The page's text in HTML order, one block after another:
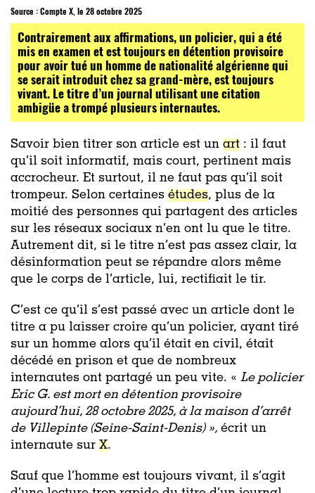
Source :Compte X, le 28 octobre 2025
Contrairement aux affirmations, un policier, qui a été
mis en examen et est toujours en détention provisoire
pour avoir tué un homme de nationalité algérienne qui
se serait introduit chez sa grand-mère, est toujours
vivant. Le titre d’un journal utilisant une citation
ambigüe a trompé plusieurs internautes.
Savoir bien titrer son article est un art : il faut
qu’il soit informatif, mais court, pertinent mais
accrocheur. Et surtout, il ne faut pas qu’il soit
trompeur. Selon certaines études, plus de la
moitié des personnes qui partagent des articles
sur les réseaux sociaux n’en ont lu que le titre.
Autrement dit, si le titre n’est pas assez clair, la
désinformation peut se répandre alors même
que le corps de l’article, lui, rectifiait le tir.
C’est ce qu’il s’est passé avec un article dont le
titre a pu laisser croire qu’un policier, ayant tiré
sur un homme alors qu’il était en civil, était
décédé en prison et que de nombreux
internautes ont partagé un peu vite. « Le policier
Eric G. est mort en détention provisoire
aujourd’hui, 28 octobre 2025, à la maison d’arrêt
de Villepinte (Seine-Saint-Denis) », écrit un
internaute sur X.
Sauf que l’homme est toujours vivant, il s’agit